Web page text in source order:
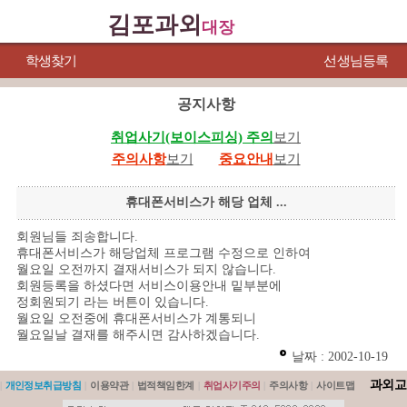
김포과외 대장
학생찾기 선생님등록
공지사항
취업사기(보이스피싱) 주의 보기
주의사항보기 중요안내 보기
휴대폰서비스가 해당 업체 ...
회원님들 죄송합니다.
휴대폰서비스가 해당업체 프로그램 수정으로 인하여
월요일 오전까지 결재서비스가 되지 않습니다.
회원등록을 하셨다면 서비스이용안내 밑부분에
정회원되기 라는 버튼이 있습니다.
월요일 오전중에 휴대폰서비스가 계통되니
월요일날 결재를 해주시면 감사하겠습니다.
날짜 : 2002-10-19
개인정보취급방침 이용약관 법적책임한계 취업사기주의 주의사항 사이트맵 과외